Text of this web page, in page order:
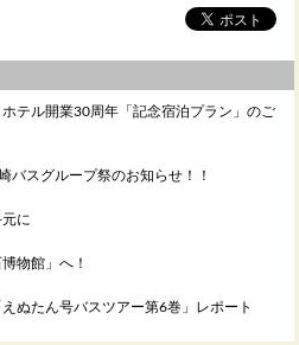
テル開業30周年「記念宿泊プラン」のご
バスグループ祭のお知らせ！！
に
物館」へ！
ぬたん号バスツアー第6巻」レポート